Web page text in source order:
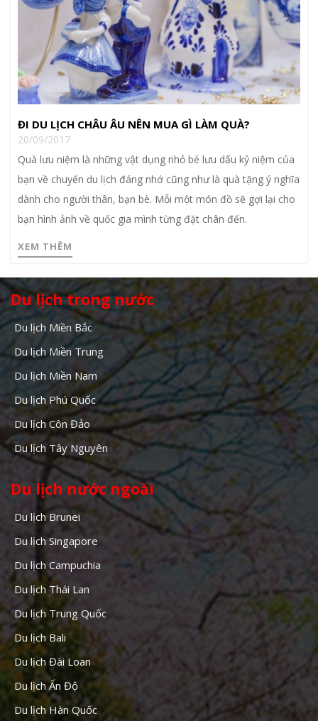
ĐI DU LỊCH CHÂU ÂU NÊN MUA GÌ LÀM QUÀ?
20/09/2017
Quà lưu niệm là những vật dụng nhỏ bé lưu dấu kỷ niệm của
bạn về chuyến du lịch đáng nhớ cũng như là quà tặng ý nghĩa
dành cho người thân, bạn bè. Mỗi một món đồ sẽ gợi lại cho
bạn hình ảnh về quốc gia mình từng đặt chân đến.
XEM THÊM
Du lịch trong nước
Du lịch Miền Bắc
Du lịch Miền Trung
Du lịch Miền Nam
Du lịch Phú Quốc
Du lịch Côn Đảo
Du lịch Tây Nguyên
Du lịch nước ngoài
Du lịch Brunei
Du lịch Singapore
Du lịch Campuchia
Du lịch Thái Lan
Du lịch Trung Quốc
Du lịch Bali
Du lịch Đài Loan
Du lịch Ấn Độ
Du lịch Hàn Quốc